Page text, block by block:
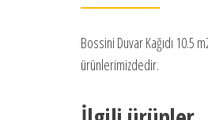
Bossini Duvar Kağıdı 10.5
ürünlerimizdedir.